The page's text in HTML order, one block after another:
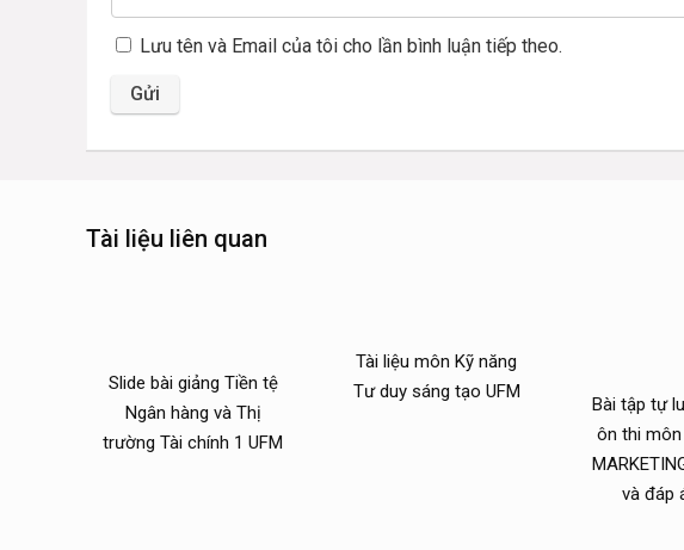
Lưu tên và Email của tôi cho lần bình luận tiếp theo.
Tài liệu liên quan
Slide bài giảng Tiền tệ
Ngân hàng và Thị
trường Tài chính 1 UFM
Tài liệu môn Kỹ năng
Tư duy sáng tạo UFM
Bài tập tự
ôn thi môn
và đáp